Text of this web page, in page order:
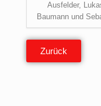
Ausfelder,
Baumann und
Zurück